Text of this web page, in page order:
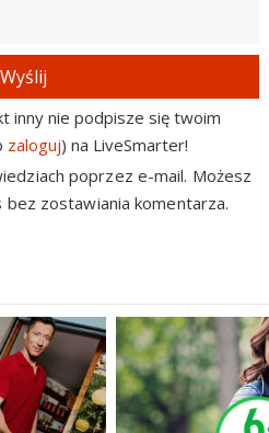
Wyślij
inny nie podpisze się twoim
zaloguj) na LiveSmarter!
poprzez e-mail. Możesz
zostawiania komentarza.